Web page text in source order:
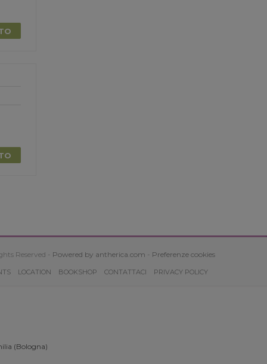
Reserved - Powered by antherica.com - Preferenze cookies
LOCATION BOOKSHOP CONTATTACI PRIVACY POLICY
(Bologna)